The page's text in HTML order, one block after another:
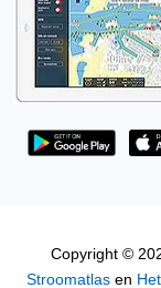
Copyright ©
Stroomatlasen